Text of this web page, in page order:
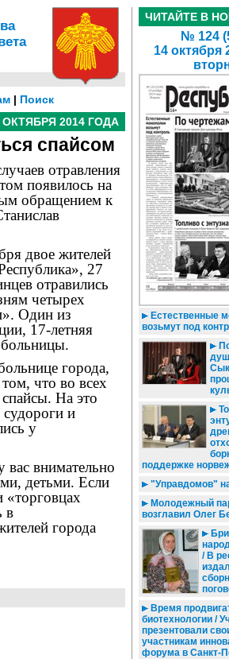
| Поиск
ОКТЯБРЯ 2014 ГОДА
спайсом
отравления
появилось на
обращением к
двое жителей
27
отравились
четырех
Один из
17-летняя
больницы.
города,
что во всех
На это
судороги и
у
внимательно
детьми. Если
«торговцах
в
города
ЧИТАЙТЕ В
№ 124
14 октября
Естественные
возьмут под
поддержке
"Управдомов"
Молодежный
возглавил Олег
/ В
Время
биотехнологии /
презентовали
участникам
форума в Санкт-